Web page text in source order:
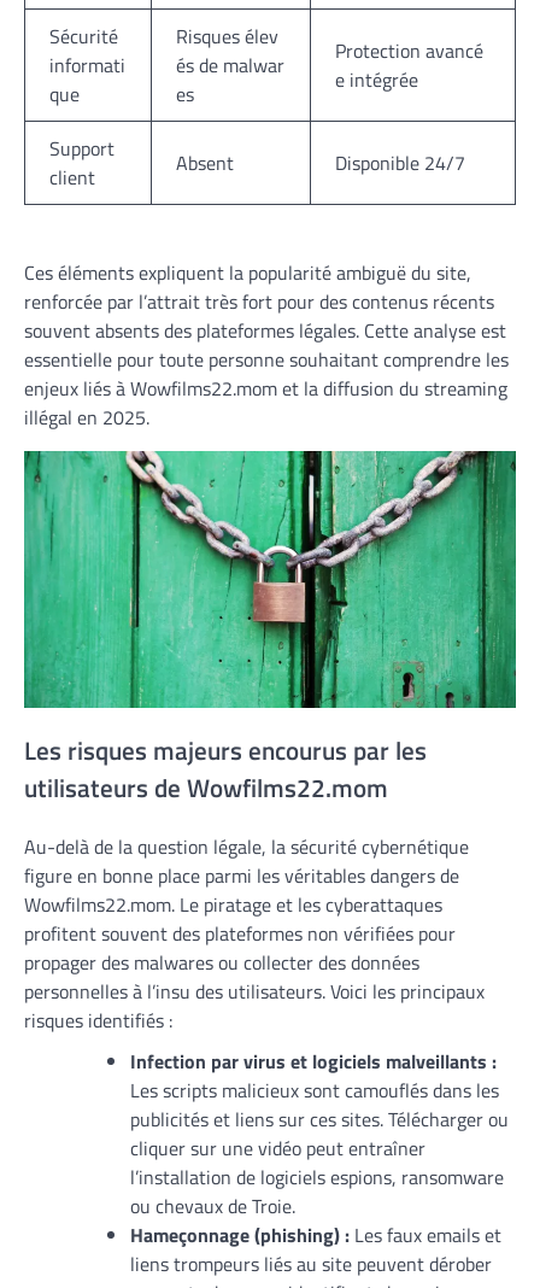
Sécurité
informati
que
Risques élev
és de malwar
es
Protection avancé
e intégrée
Support
client
Absent Disponible 24/7
Ces éléments expliquent la popularité ambiguë du site,
renforcée par l’attrait très fort pour des contenus récents
souvent absents des plateformes légales. Cette analyse est
essentielle pour toute personne souhaitant comprendre les
enjeux liés à Wowfilms22.mom et la diffusion du streaming
illégal en 2025.
Les risques majeurs encourus par les
utilisateurs de Wowfilms22.mom
Au-delà de la question légale, la sécurité cybernétique
figure en bonne place parmi les véritables dangers de
Wowfilms22.mom. Le piratage et les cyberattaques
profitent souvent des plateformes non vérifiées pour
propager des malwares ou collecter des données
personnelles à l’insu des utilisateurs. Voici les principaux
risques identifiés :
Infection par virus et logiciels malveillants :
Les scripts malicieux sont camouflés dans les
publicités et liens sur ces sites. Télécharger ou
cliquer sur une vidéo peut entraîner
l’installation de logiciels espions, ransomware
ou chevaux de Troie.
Hameçonnage (phishing) : Les faux emails et
liens trompeurs liés au site peuvent dérober